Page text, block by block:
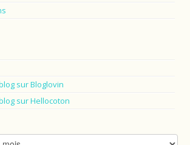
sur Bloglovin
sur Hellocoton